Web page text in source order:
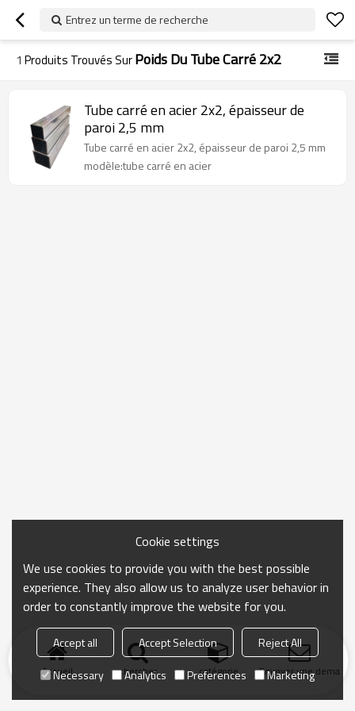
Entrez un terme de recherche
1 Produits Trouvés SurPoids Du Tube Carré 2x2
Tube carré en acier 2x2, épaisseur de
paroi 2,5 mm
Tube carré en acier 2x2, épaisseur de paroi 2,5 mm
modèle:tube carré en acier
Accueil chercher catégorie Envoyer une
Cookie settings
We use cookies to provide you with the best possible
experience. They also allow us to analyze user behavior in
order to constantly improve the website for you.
Accept all Accept Selection
Reject All
Necessary
Analytics Preferences Marketing